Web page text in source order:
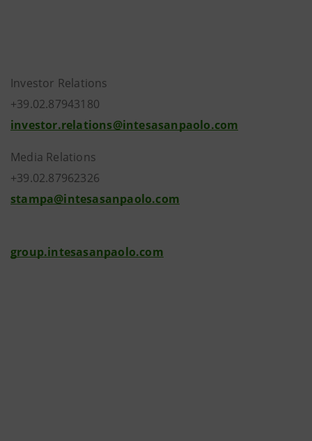
Investor Relations
+39.02.87943180
investor.relations@intesasanpaolo.com
Media Relations
+39.02.87962326
stampa@intesasanpaolo.com
group.intesasanpaolo.com